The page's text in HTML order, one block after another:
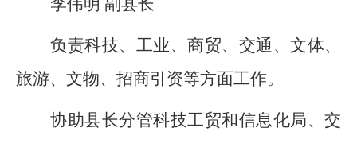
李伟明 副县长
负责科技、 工业、 商贸、 交通、文体、
旅游、 文物、 招商引资等方面工作。
协助县长分管科技工贸和信息化局、交